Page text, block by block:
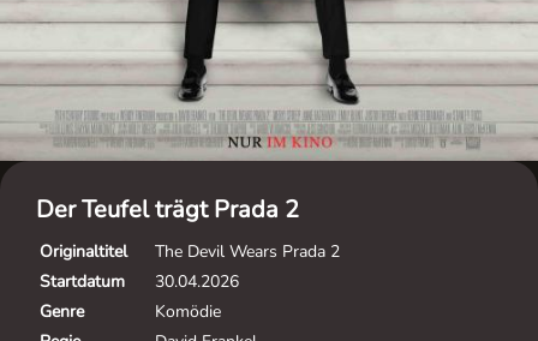
Der Teufel trägt Prada 2
Originaltitel
The Devil Wears Prada 2
Startdatum
30.04.2026
Genre
Komödie